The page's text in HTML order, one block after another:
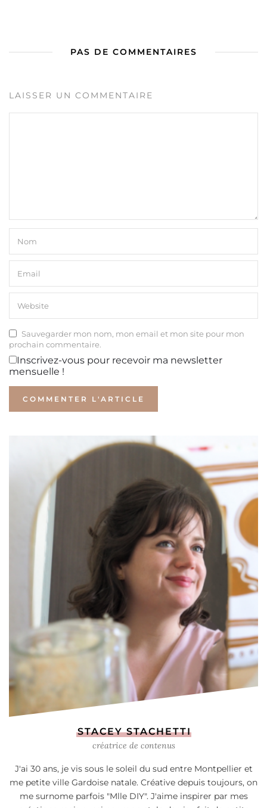
PAS DE COMMENTAIRES
LAISSER UN COMMENTAIRE
Sauvegarder mon nom, mon email et mon site pour mon
prochain commentaire.
Inscrivez-vous pour recevoir ma newsletter
mensuelle !
STACEY STACHETTI
créatrice de contenus
J'ai 30 ans, je vis sous le soleil du sud entre Montpellier et
me petite ville Gardoise natale. Créative depuis toujours, on
me surnome parfois "Mlle DIY". J'aime inspirer par mes